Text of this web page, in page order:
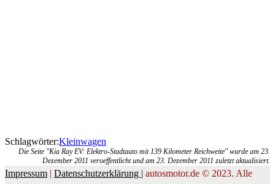
Schlagwörter:Kleinwagen
Die Seite "Kia Ray EV: Elektro-Stadtauto mit 139 Kilometer Reichweite" wurde am 23.
Dezember 2011 veroeffentlicht und am 23. Dezember 2011 zuletzt aktualisiert.
Impressum | Datenschutzerklärung | autosmotor.de © 2023. Alle